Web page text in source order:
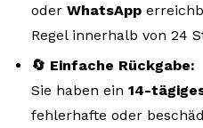
oder WhatsApp
Regel innerhalb von 24
🔄 Einfache Rückgabe:
Sie haben ein 14-
fehlerhafte oder